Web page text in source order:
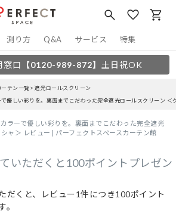
測り方 Q&A サービス 特集
窓口 【0120-989-872】 土日祝OK
テン一覧
遮光ロールスクリーン
で優しい彩りを。裏面までこだわった完全遮光ロールスクリーン ＜
ラーで優しい彩りを。裏面までこだわった完全遮光
ャ＞ レビュー | パーフェクトスペースカーテン館
いただくと100ポイントプレゼン
だくと、レビュー1件につき100ポイント
。